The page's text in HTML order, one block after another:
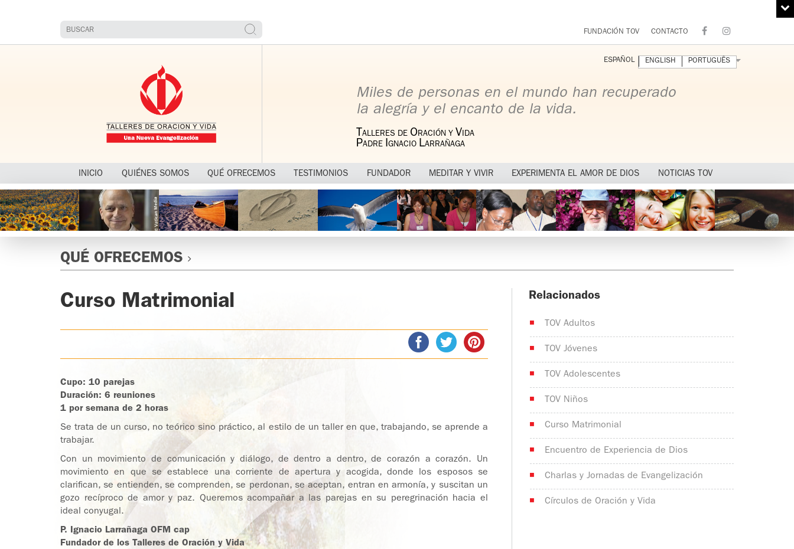
FUNDACIÓN TOV CONTACTO
Miles de personas en el mundo han recuperado
la alegría y el encanto de la vida.
T ALLERES DE ORACIÓN Y V IDA
PADRE IGNACIO LARRAÑAGA
INICIO QUIÉNES SOMOS QUÉ OFRECEMOS TESTIMONIOS FUNDADOR MEDITAR Y VIVIR EXPERIMENTA EL AMOR DE DIOS NOTICIAS TOV
ESPAÑOL ENGLISH PORTUGUÊS
QUÉ OFRECEMOS
Curso Matrimonial
Cupo: 10 parejas
Duración: 6 reuniones
1 por semana de 2 horas
Se trata de un curso, no teórico sino práctico, al estilo de un taller en que, trabajando, se aprende a
trabajar.
Con un movimiento de comunicación y diálogo, de dentro a dentro, de corazón a corazón. Un
movimiento en que se establece una corriente de apertura y acogida, donde los esposos se
clarifican, se entienden, se comprenden, se perdonan, se aceptan, entran en armonía, y suscitan un
gozo recíproco de amor y paz. Queremos acompañar a las parejas en su peregrinación hacia el
ideal conyugal.
P. Ignacio Larrañaga OFM cap
Fundador de los Talleres de Oración y Vida
Relacionados
TOV Adultos
TOV Jóvenes
TOV Adolescentes
TOV Niños
Curso Matrimonial
Encuentro de Experiencia de Dios
Charlas y Jornadas de Evangelización
Círculos de Oración y Vida